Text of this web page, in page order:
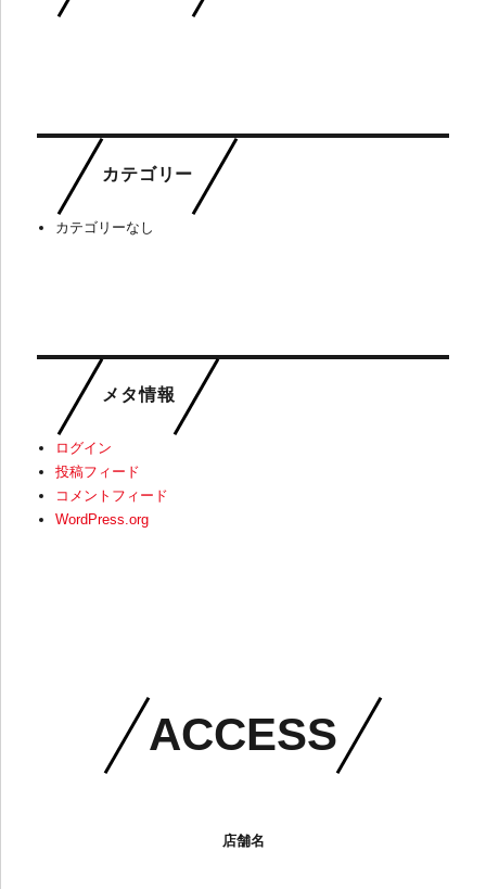
カテゴリー
カテゴリーなし
メタ情報
ログイン
投稿フィード
コメントフィード
WordPress.org
ACCESS
店舗名